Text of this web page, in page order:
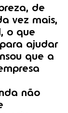
de
vez mais,
o que
ajudar
que a
não